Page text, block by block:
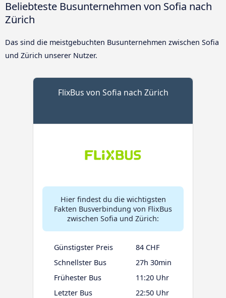
Beliebteste Busunternehmen von Sofia nach
Zürich
Das sind die meistgebuchten Busunternehmen zwischen Sofia
und Zürich unserer Nutzer.
FlixBus von Sofia nach Zürich
Hier findest du die wichtigsten
Fakten Busverbindung von FlixBus
zwischen Sofia und Zürich:
Günstigster Preis
84 CHF
Schnellster Bus
27h 30min
Frühester Bus
11:20 Uhr
Letzter Bus
22:50 Uhr